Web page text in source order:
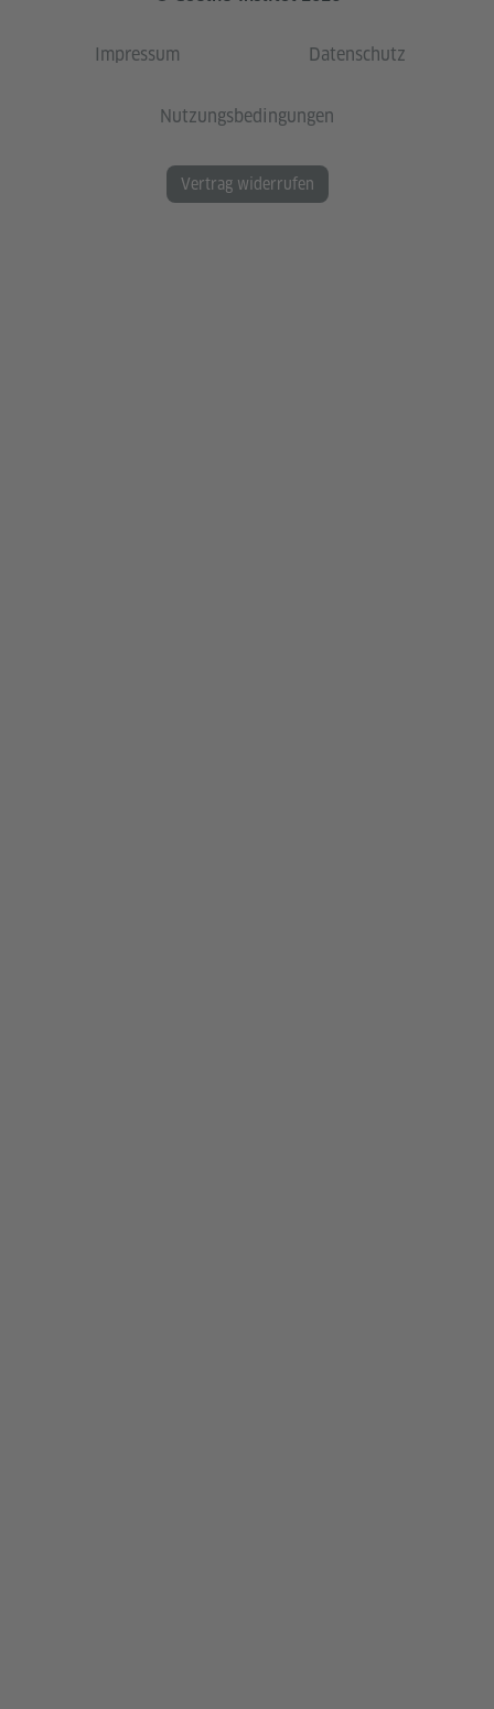
Impressum Datenschutz
Nutzungsbedingungen
Vertrag widerrufen